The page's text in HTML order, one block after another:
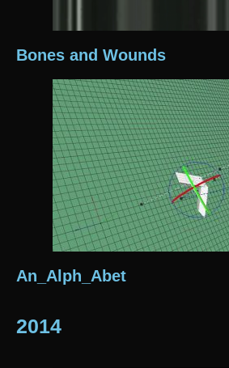
Bones and Wounds
An_Alph_Abet
2014